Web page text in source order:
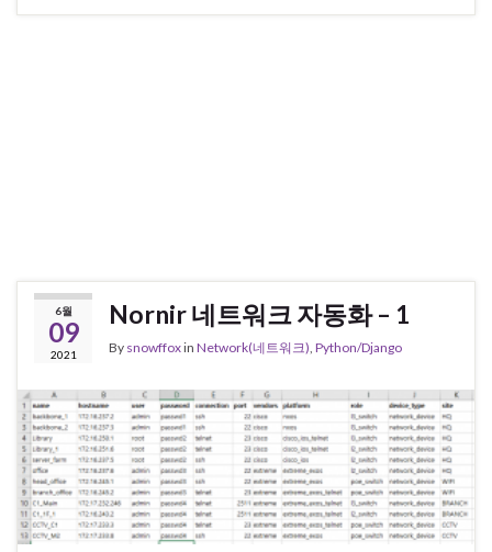
6월
09
2021
Nornir 네트워크 자동화 – 1
By snowffoxin Network(네트워크) Python/Django